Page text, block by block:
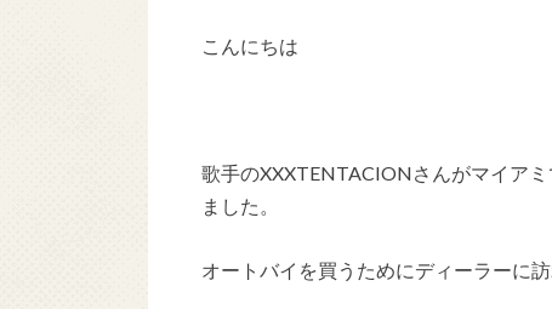
こんにちは
歌手のXXXTENTACIONさんがマイア
ました。
オートバイを買うためにディーラーに